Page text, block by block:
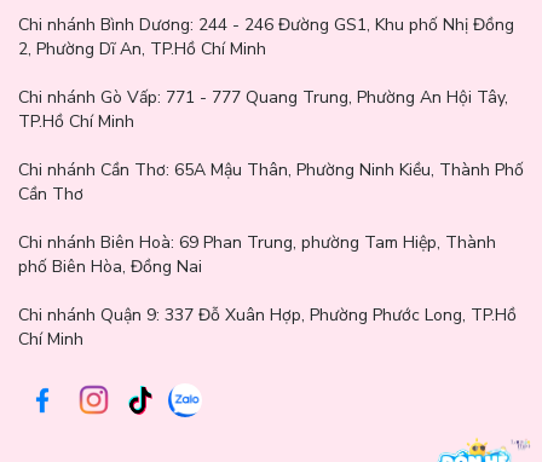
Chi nhánh Bình Dương: 244 - 246 Đường GS1, Khu phố Nhị Đồng
2, Phường Dĩ An, TP.Hồ Chí Minh
Chi nhánh Gò Vấp: 771 - 777 Quang Trung, Phường An Hội Tây,
TP.Hồ Chí Minh
Chi nhánh Cần Thơ: 65A Mậu Thân, Phường Ninh Kiều, Thành Phố
Cần Thơ
Chi nhánh Biên Hoà: 69 Phan Trung, phường Tam Hiệp, Thành
phố Biên Hòa, Đồng Nai
Chi nhánh Quận 9: 337 Đỗ Xuân Hợp, Phường Phước Long, TP.Hồ
Chí Minh